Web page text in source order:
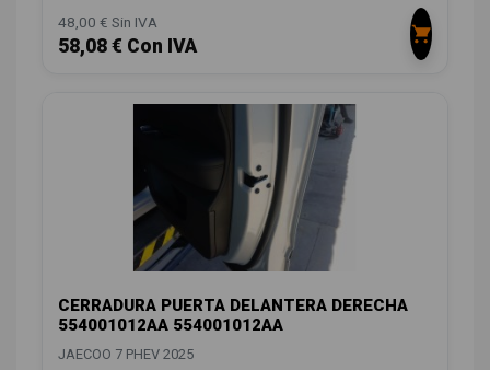
48,00 € Sin IVA
58,08 € Con IVA
CERRADURA PUERTA DELANTERA DERECHA
554001012AA 554001012AA
JAECOO 7 PHEV 2025